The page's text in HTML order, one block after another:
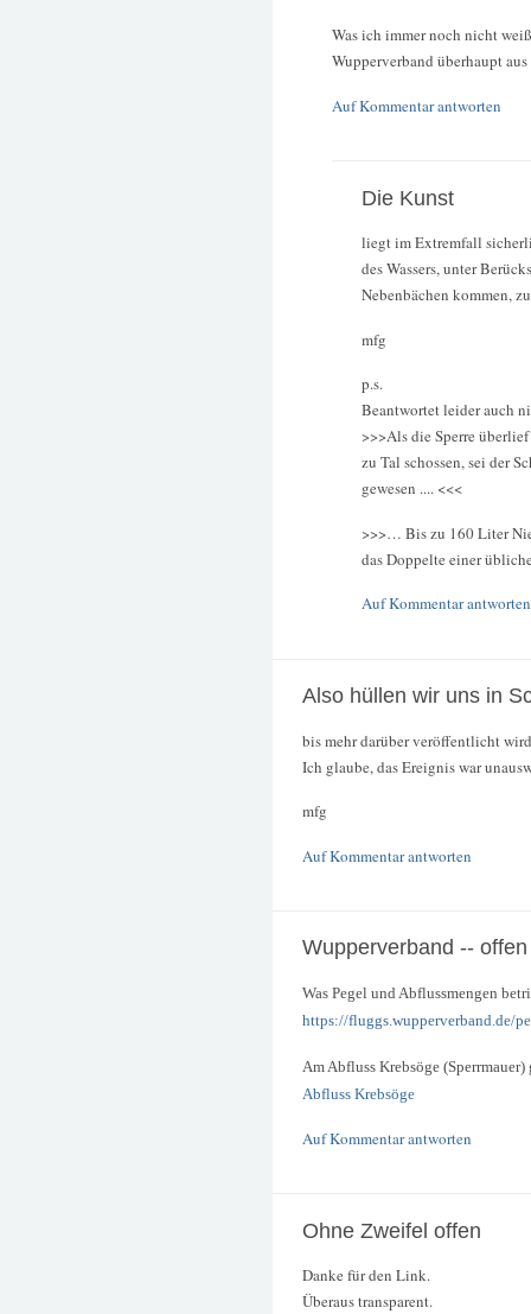
Was ich immer noch nicht
Wupperverband überhaupt
Auf Kommentar antworten
Die Kunst
liegt im Extremfall
des Wassers, unter
Nebenbächen kommen,
mfg
p.s.
Beantwortet leider auch
>>>Als die Sperre
zu Tal schossen, sei der
gewesen .... <<<
>>>… Bis zu 160 Liter
das Doppelte einer
Auf Kommentar antworten
Also hüllen wir uns in
bis mehr darüber veröffentlicht
Ich glaube, das Ereignis war
mfg
Auf Kommentar antworten
Wupperverband -- offen
Was Pegel und Abflussmengen
https://fluggs.wupperverband.de/
Am Abfluss Krebsöge
Abfluss Krebsöge
Auf Kommentar antworten
Ohne Zweifel offen
Danke für den Link.
Überaus transparent.